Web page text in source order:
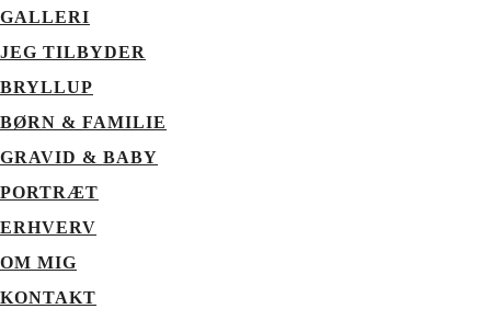
GALLERI
JEG TILBYDER
BRYLLUP
BØRN & FAMILIE
GRAVID & BABY
PORTRÆT
ERHVERV
OM MIG
KONTAKT